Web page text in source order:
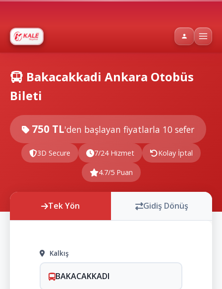
Bakacakkadi Ankara Otobüs
Bileti
750 TL'den başlayan fiyatlarla 10 sefer
3D Secure 7/24 Hizmet Kolay İptal
4.7/5 Puan
Tek Yön Gidiş Dönüş
Kalkış
BAKACAKKADI